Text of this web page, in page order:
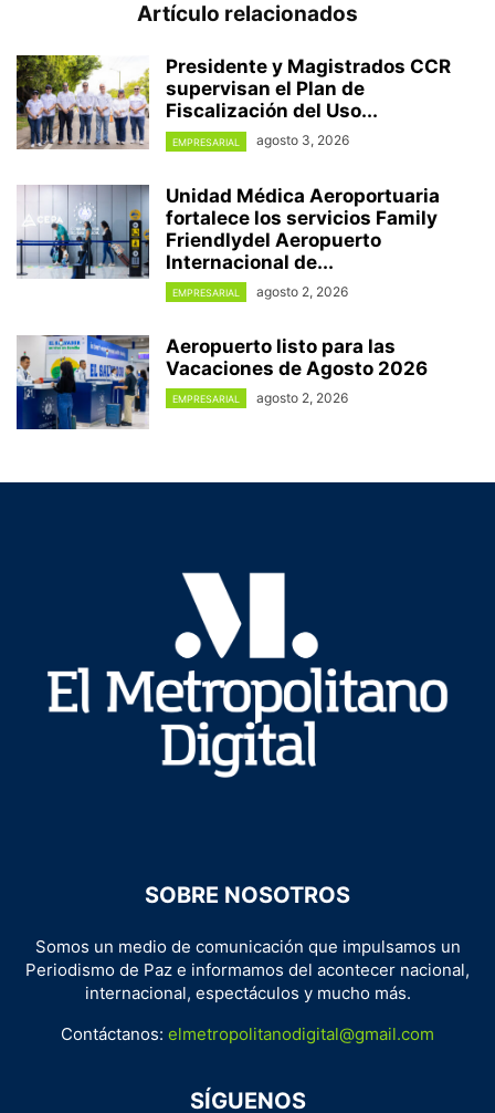
Artículo relacionados
Presidente y Magistrados CCR
supervisan el Plan de
Fiscalización del Uso...
EMPRESARIAL agosto 3, 2026
Unidad Médica Aeroportuaria
fortalece los servicios Family
Friendlydel Aeropuerto
Internacional de...
EMPRESARIAL agosto 2, 2026
Aeropuerto listo para las
Vacaciones de Agosto 2026
EMPRESARIAL agosto 2, 2026
SOBRE NOSOTROS
Somos un medio de comunicación que impulsamos un
Periodismo de Paz e informamos del acontecer nacional,
internacional, espectáculos y mucho más.
Contáctanos: elmetropolitanodigital@gmail.com
SÍGUENOS